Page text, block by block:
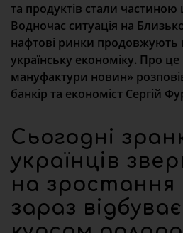
та продуктів стали частиною
Водночас ситуація на
нафтові ринки продовжують
українську економіку. Про це
мануфактури новин»
банкір та економіст Сергій
Сьогодні
українців
на
зараз